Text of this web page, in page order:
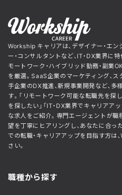
Workship キャリアは、デザイナー・エン
ー・コンサルタントなど、IT・DX業界に
モートワーク・ハイブリッド勤務・副業
を厳選。SaaS企業のマーケティング、
手企業のDX推進、新規事業開発など、
す。「リモートワーク可能な転職先を探
を探したい」「IT・DX業界でキャリアア
な求人をご紹介。専門エージェントが職
望を丁寧にヒアリングし、あなたに合っ
での転職・キャリアアップを目指す方は
さい。
職種から探す